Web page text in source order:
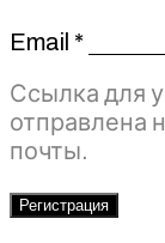
Email *
Ссылка для
отправлена
почты.
Регистрация